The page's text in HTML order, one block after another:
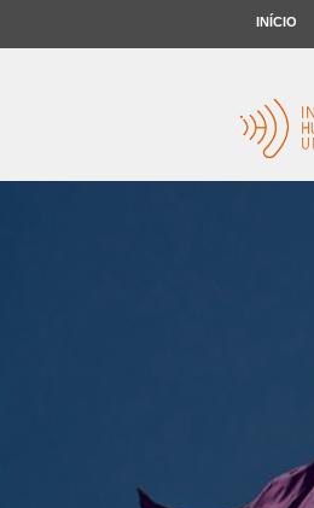
INÍCIO